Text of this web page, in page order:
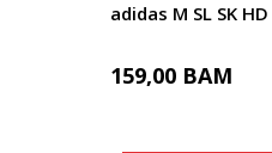
adidas M SL SK HD
159,00 BAM